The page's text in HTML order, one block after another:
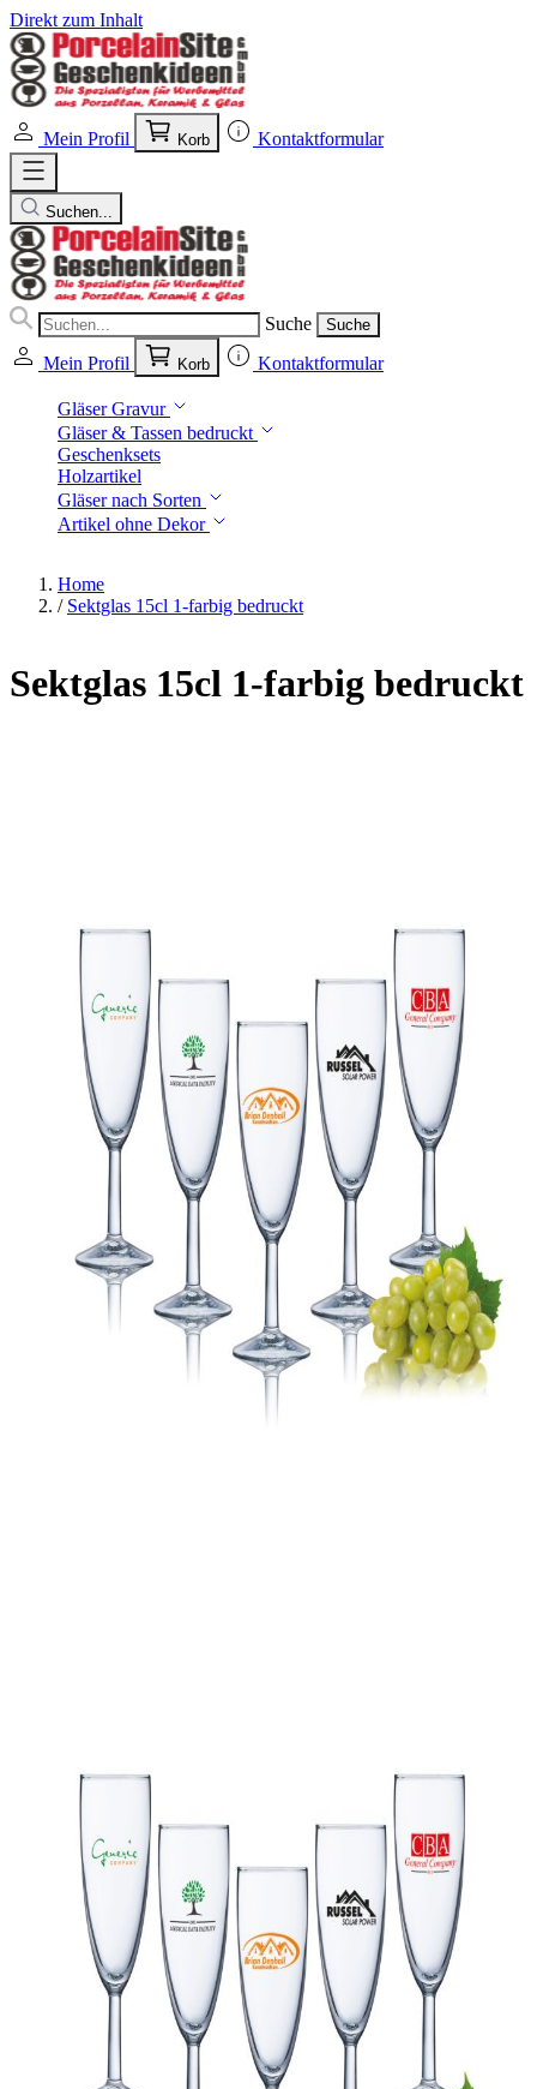
Direkt zum Inhalt
Mein Profil Korb Kontaktformular
Suchen...
Suche Suche
Mein Profil Korb Kontaktformular
Gläser Gravur
Gläser & Tassen bedruckt
Geschenksets
Holzartikel
Gläser nach Sorten
Artikel ohne Dekor
Home
/ Sektglas 15cl 1-farbig bedruckt
Sektglas 15cl 1-farbig bedruckt